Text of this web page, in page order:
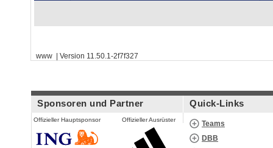
www | Version 11.50.1-2f7f327
Sponsoren und Partner
Offizieller Hauptsponsor Offizieller Ausrüster
Quick-Links
Teams
DBB